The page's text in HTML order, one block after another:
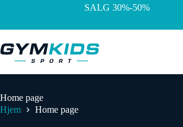
SALG 30%-50%
Home page
Hjem
Home page